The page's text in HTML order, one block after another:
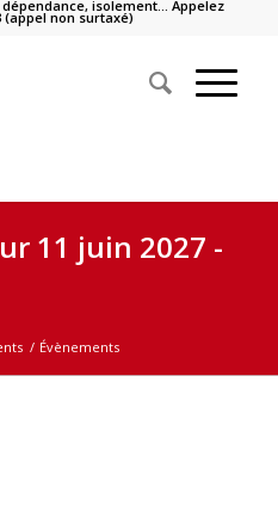
isolement… Appelez
(appel non surtaxé)
11 juin 2027 -
/ Évènements